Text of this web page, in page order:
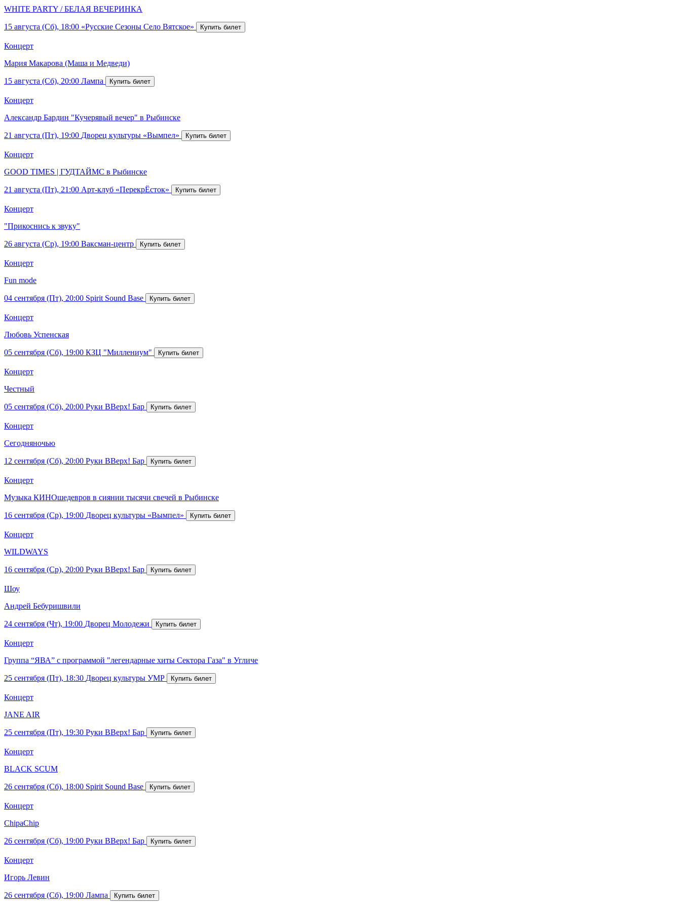
WHITE PARTY / БЕЛАЯ ВЕЧЕРИНКА
15 августа (Сб), 18:00 «Русские Сезоны Село Вятское»
Концерт
Мария Макарова (Маша и Медведи)
15 августа (Сб), 20:00 Лампа
Концерт
Александр Бардин "Кучерявый вечер" в Рыбинске
21 августа (Пт), 19:00 Дворец культуры «Вымпел»
Концерт
GOOD TIMES | ГУДТАЙМС в Рыбинске
21 августа (Пт), 21:00 Арт-клуб «ПерекрЁсток»
Концерт
"Прикоснись к звуку"
26 августа (Ср), 19:00 Ваксман-центр
Концерт
Fun mode
04 сентября (Пт), 20:00 Spirit Sound Base
Концерт
Любовь Успенская
05 сентября (Сб), 19:00 КЗЦ "Миллениум"
Концерт
Честный
05 сентября (Сб), 20:00 Руки ВВерх! Бар
Концерт
Сегодняночью
12 сентября (Сб), 20:00 Руки ВВерх! Бар
Концерт
Музыка КИНОшедевров в сиянии тысячи свечей в Рыбинске
16 сентября (Ср), 19:00 Дворец культуры «Вымпел»
Концерт
WILDWAYS
16 сентября (Ср), 20:00 Руки ВВерх! Бар
Шоу
Андрей Бебуришвили
24 сентября (Чт), 19:00 Дворец Молодежи
Концерт
Группа “ЯВА” с программой "легендарные хиты Сектора Газа" в Угличе
25 сентября (Пт), 18:30 Дворец культуры УМР
Концерт
JANE AIR
25 сентября (Пт), 19:30 Руки ВВерх! Бар
Концерт
BLACK SCUM
26 сентября (Сб), 18:00 Spirit Sound Base
Концерт
ChipaChip
26 сентября (Сб), 19:00 Руки ВВерх! Бар
Концерт
Игорь Левин
26 сентября (Сб), 19:00 Лампа